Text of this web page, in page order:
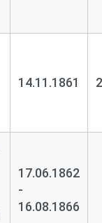
14.11.1861
17.06.1862
-
16.08.1866